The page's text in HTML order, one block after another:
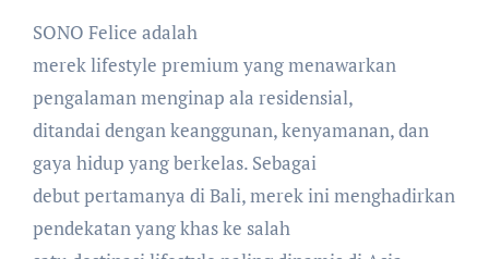
SONO Felice adalah
merek lifestyle premium yang menawarkan
pengalaman menginap ala residensial,
ditandai dengan keanggunan, kenyamanan, dan
gaya hidup yang berkelas. Sebagai
debut pertamanya di Bali, merek ini menghadirkan
pendekatan yang khas ke salah